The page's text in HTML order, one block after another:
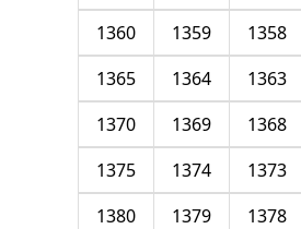
1358
1359
1360
1363
1364
1365
1368
1369
1370
1373
1374
1375
1378
1379
1380